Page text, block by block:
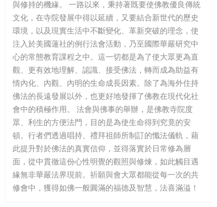
與修持的機緣。 一路以來，秉持著既要使佛教優良傳統
文化，在寺院發展中得以延續，又要結合新世代的歷史
環境，以及現實生活中不斷變化、革新突破的理念，使
注入於美國蓮社的例行法會活動，乃至國際華嚴研究中
心的常態教育課程之中。這一切都是為了使大眾更為直
觀、更有效地理解、認識、接受佛法，轉而成為助益有
情內化、內觀、內明的生命成長因素。除了為海外住持
佛法的長遠發展以外，也更好地發揮了佛教在現代化社
會中的積極作用。 法會與佛事的舉辦，是佛教寺院度
眾、利生的方便法門，目的是為使生命得到究竟的安
頓。行者們透過唱持、禮拜祖師所制訂的懺法儀軌，藉
此提升對於佛法的真實信仰，並得落實於日常修為層
面，從中貫徹這份心性明覺的觀照與修煉，如此觸目遇
緣無非華嚴法界現前。祈願與會大眾都能從每一次的共
修會中，獲得如佛一般圓滿的福德及智慧，法喜滿溢！